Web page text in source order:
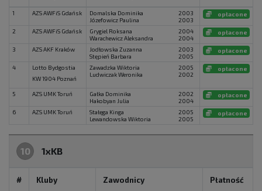
1 AZS AWFiS Gdańsk Domalska Dominika
2003
Józefowicz Paulina
2003
opłacone
2 AZS AWFiS Gdańsk Grygiel Roksana
2004
Warachewicz Aleksandra
2004
opłacone
3 AZS AKF Kraków Jodłowska Zuzanna
2003
Stępień Barbara
2005
opłacone
4
Lotto Bydgostia
KW 1904 Poznań
Zawadzka Wiktoria
2005
Ludwiczak Weronika
2002
opłacone
5 AZS UMK Toruń Gałka Dominika
2002
Hakobyan Julia
2004
opłacone
6 AZS UMK Toruń Stałęga Kinga
2005
Lewandowska Wiktoria
2005
opłacone
10 1xKB
# Kluby Zawodnicy Płatność